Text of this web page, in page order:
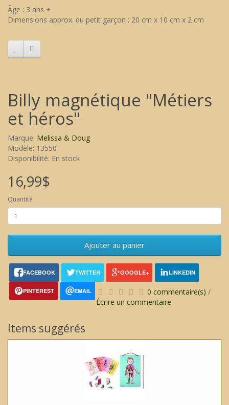
Âge : 3 ans +
Dimensions approx. du petit garçon : 20 cm x 10 cm x 2 cm
Billy magnétique "Métiers
et héros"
Marque: Melissa & Doug
Modèle: 13550
Disponibilité: En stock
16,99$
Quantité
Ajouter au panier
FACEBOOK TWITTER GOOGLE+ LINKEDIN
PINTEREST EMAIL 0 commentaire(s) /
Écrire un commentaire
Items suggérés